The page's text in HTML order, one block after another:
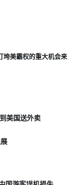
垮美霸权的重大机会来
美国送外卖